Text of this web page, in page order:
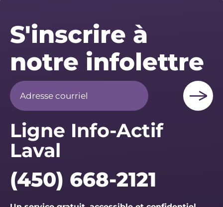
S'inscrire à
notre infolettre
Ligne Info-Actif
Laval
(450) 668-2121